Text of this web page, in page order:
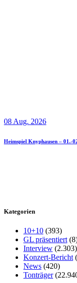
08 Aug. 2026
Heimspiel Knyphausen – 01.-
Kategorien
10+10 (393)
GL präsentiert
Interview (2.303)
Konzert-Bericht
News (420)
Tonträger